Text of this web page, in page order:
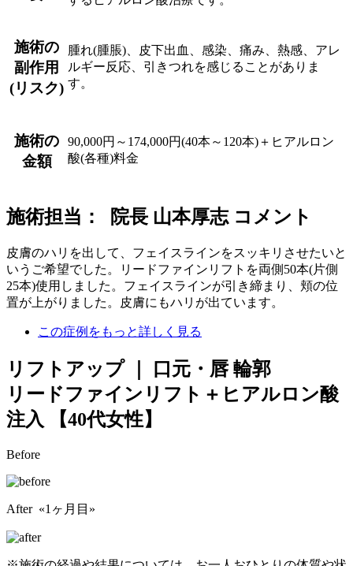
施術の
副作用
(リスク)
腫れ(腫脹)、皮下出血、感染、痛み、熱感、アレ
ルギー反応、引きつれを感じることがありま
す。
施術の
金額
90,000円～174,000円(40本～120本)＋ヒアルロン
酸(各種)料金
施術担当： 院長 山本厚志 コメント
皮膚のハリを出して、フェイスラインをスッキリさせたいと
いうご希望でした。リードファインリフトを両側50本(片側
25本)使用しました。フェイスラインが引き締まり、頬の位
置が上がりました。皮膚にもハリが出ています。
この症例をもっと詳しく見る
リフトアップ ｜ 口元・唇 輪郭
リードファインリフト＋ヒアルロン酸
注入
【40代女性】
Before
After «1ヶ月目»